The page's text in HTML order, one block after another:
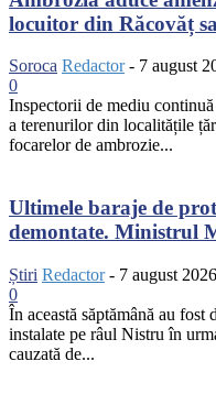
locuitor din Răcovăț
Soroca Redactor - 7 august
0
Inspectorii de mediu
a terenurilor din localitățile
focarelor de ambrozie...
Ultimele baraje de
demontate. Ministrul
Știri Redactor - 7 august 2026
0
În această săptămână au
instalate pe râul Nistru în
cauzată de...